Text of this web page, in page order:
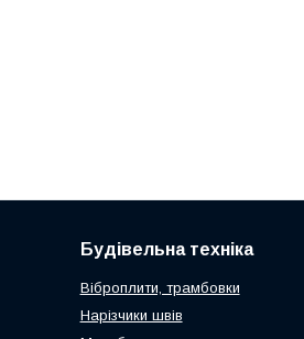
Будівельна техніка
Віброплити, трамбовки
Нарізчики швів